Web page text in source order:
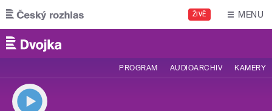
Přejít k hlavnímu obsahu
ŽIVĚ MENU
PROGRAM AUDIOARCHIV KAMERY